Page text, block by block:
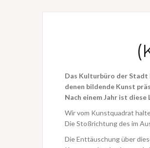
Das Kulturbüro der Stadt
denen bildende Kunst
Nach einem Jahr ist
Wir vom Kunstquadrat
Die Stoßrichtung des im
Die Enttäuschung über